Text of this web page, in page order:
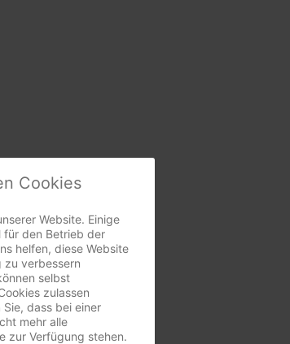
Cookies
Website. Einige
für den Betrieb der
helfen, diese Website
zu verbessern
selbst
zulassen
dass bei einer
mehr alle
zur Verfügung stehen.